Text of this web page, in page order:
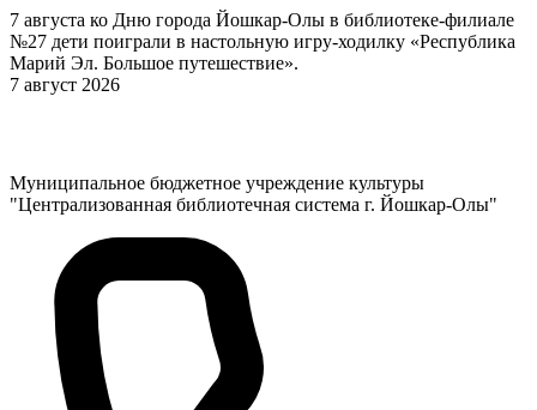
7 августа ко Дню города Йошкар-Олы в библиотеке-филиале
№27 дети поиграли в настольную игру-ходилку «Республика
Марий Эл. Большое путешествие».
7 август 2026
Муниципальное бюджетное учреждение культуры
"Централизованная библиотечная система г. Йошкар-Олы"